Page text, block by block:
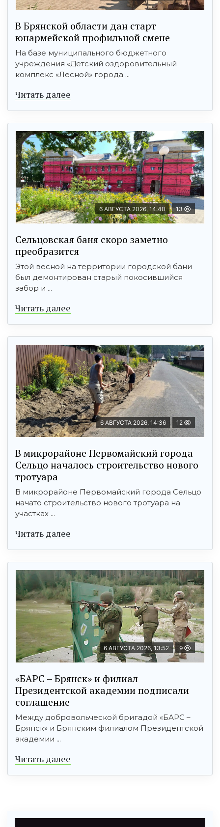
В Брянской области дан старт
юнармейской профильной смене
На базе муниципального бюджетного
учреждения «Детский оздоровительный
комплекс «Лесной» города ...
Читать далее
6 АВГУСТА 2026, 14:40 13
Сельцовская баня скоро заметно
преобразится
Этой весной на территории городской бани
был демонтирован старый покосившийся
забор и ...
Читать далее
6 АВГУСТА 2026, 14:36 12
В микрорайоне Первомайский города
Сельцо началось строительство нового
тротуара
В микрорайоне Первомайский города Сельцо
начато строительство нового тротуара на
участках ...
Читать далее
6 АВГУСТА 2026, 13:52 9
«БАРС – Брянск» и филиал
Президентской академии подписали
соглашение
Между добровольческой бригадой «БАРС –
Брянск» и Брянским филиалом Президентской
академии ...
Читать далее